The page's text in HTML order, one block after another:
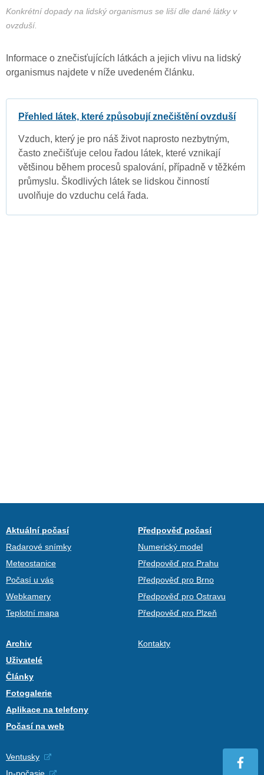
Konkrétní dopady na lidský organismus se liší dle dané látky v
ovzduší.
Informace o znečisťujících látkách a jejich vlivu na lidský
organismus najdete v níže uvedeném článku.
Přehled látek, které způsobují znečištění ovzduší
Vzduch, který je pro náš život naprosto nezbytným,
často znečišťuje celou řadou látek, které vznikají
většinou během procesů spalování, případně v těžkém
průmyslu. Škodlivých látek se lidskou činností
uvolňuje do vzduchu celá řada.
Aktuální počasí
Radarové snímky
Meteostanice
Počasí u vás
Webkamery
Teplotní mapa
Předpověď počasí
Numerický model
Předpověď pro Prahu
Předpověď pro Brno
Předpověď pro Ostravu
Předpověď pro Plzeň
Archiv
Uživatelé
Články
Fotogalerie
Aplikace na telefony
Počasí na web
Kontakty
Ventusky